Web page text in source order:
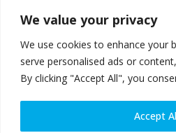
We value your privacy
We use cookies to enhance your
serve personalised ads or
By clicking "Accept All", you
Accept
T: +32 2 702 89 00 – E:
北京市朝阳区霄云路40号院国航世纪
E:china@worldsteel.org
使用条款|隐私